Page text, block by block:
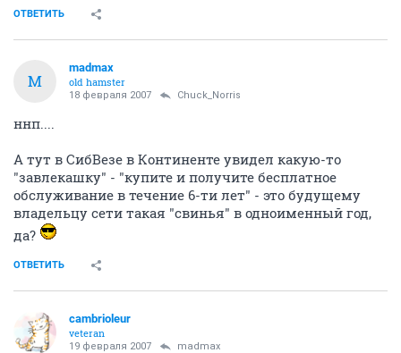
ОТВЕТИТЬ
M
madmax
old hamster
18 февраля 2007 Chuck_Norris
ннп....
А тут в СибВезе в Континенте увидел какую-то
"завлекашку" - "купите и получите бесплатное
обслуживание в течение 6-ти лет" - это будущему
владельцу сети такая "свинья" в одноименный год,
да?
ОТВЕТИТЬ
cambrioleur
veteran
19 февраля 2007 madmax